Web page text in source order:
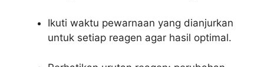
Ikuti waktu pewarnaan yang dianjurkan
untuk setiap reagen agar hasil optimal.